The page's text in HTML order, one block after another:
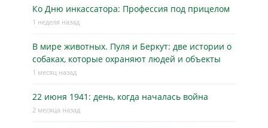
Ко Дню инкассатора: Профессия под прицелом
1 неделя назад
В мире животных. Пуля и Беркут: две истории о
собаках, которые охраняют людей и объекты
1 месяц назад
22 июня 1941: день, когда началась война
2 месяца назад